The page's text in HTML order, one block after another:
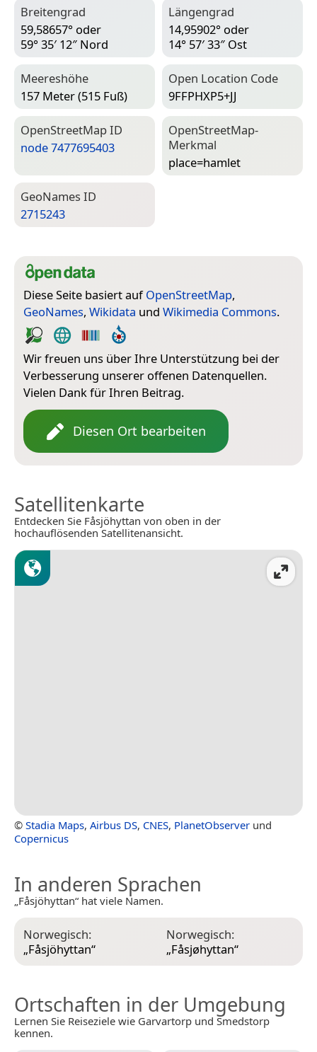
Breitengrad
59,58657° oder
59° 35′ 12″ Nord
Längengrad
14,95902° oder
14° 57′ 33″ Ost
Meereshöhe
157 Meter (515 Fuß)
Open Location Code
9FFPHXP5+JJ
Open­Street­Map ID
node 7477695403
Open­Street­Map-
Merkmal
place=­hamlet
Geo­Names ID
2715243
Diese Seite basiert aufOpenStreetMap,
GeoNames, Wikidata und Wikimedia Commons.
Wir freuen uns über Ihre Unterstützung bei der
Verbesserung unserer offenen Datenquellen.
Vielen Dank für Ihren Beitrag.
Diesen Ort bearbeiten
Satellitenkarte
Entdecken Sie Fåsjöhyttan von oben in der
hochauflösenden Satellitenansicht.
© Stadia Maps, Airbus DS, CNES, PlanetObserver und
Copernicus
In anderen Sprachen
„Fåsjöhyttan“ hat viele Namen.
Norwegisch:
„Fåsjöhyttan“
Norwegisch:
„Fåsjøhyttan“
Ortschaften in der Umgebung
Lernen Sie Reiseziele wie Garvartorp und Smedstorp
kennen.